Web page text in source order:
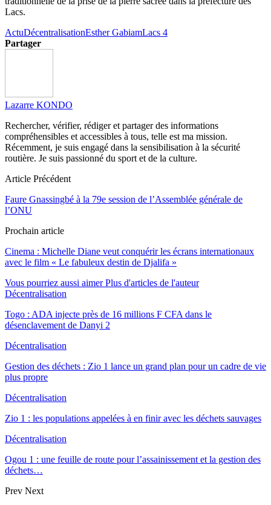
Lacs.
ActuDécentralisationEsther GabiamLacs 4
Partager
Lazarre KONDO
Rechercher, vérifier, rédiger et partager des informations
compréhensibles et accessibles à tous, telle est ma mission.
Récemment, je suis engagé dans la sensibilisation à la sécurité
routière. Je suis passionné du sport et de la culture.
Article Précédent
Faure Gnassingbé à la 79e session de l’Assemblée générale de
l’ONU
Prochain article
Cinema : Michelle Diane veut conquérir les écrans internationaux
avec le film « Le fabuleux destin de Djalifa »
Vous pourriez aussi aimer Plus d'articles de l'auteur
Décentralisation
Togo : ADA injecte près de 16 millions F CFA dans le
désenclavement de Danyi 2
Décentralisation
Gestion des déchets : Zio 1 lance un grand plan pour un cadre de vie
plus propre
Décentralisation
Zio 1 : les populations appelées à en finir avec les déchets sauvages
Décentralisation
Ogou 1 : une feuille de route pour l’assainissement et la gestion des
déchets…
Prev Next